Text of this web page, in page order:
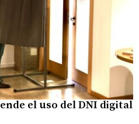
el uso del DNI digital